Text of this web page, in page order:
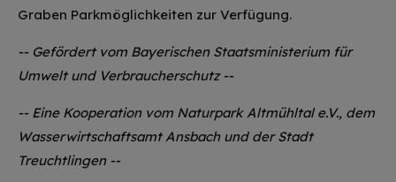
Graben Parkmöglichkeiten zur Verfügung.
-- Gefördert vom Bayerischen Staatsministerium für
Umwelt und Verbraucherschutz --
-- Eine Kooperation vom Naturpark Altmühltal e.V., dem
Wasserwirtschaftsamt Ansbach und der Stadt
Treuchtlingen --